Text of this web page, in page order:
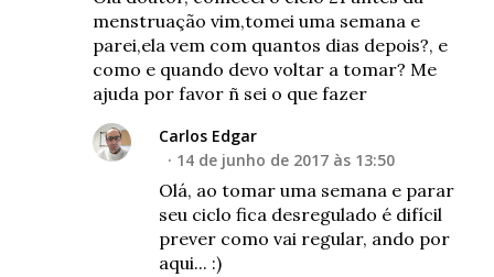
menstruação vim,tomei uma semana e
parei,ela vem com quantos dias depois?, e
como e quando devo voltar a tomar? Me
ajuda por favor ñ sei o que fazer
Carlos Edgar
14 de junho de 2017 às 13:50
Olá, ao tomar uma semana e parar
seu ciclo fica desregulado é difícil
prever como vai regular, ando por
aqui... :)